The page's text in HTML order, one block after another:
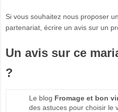
Si vous souhaitez nous proposer
partenariat, écrire un avis sur un
Un avis sur ce
?
Le blog Fromage et bon
des astuces pour choisir le